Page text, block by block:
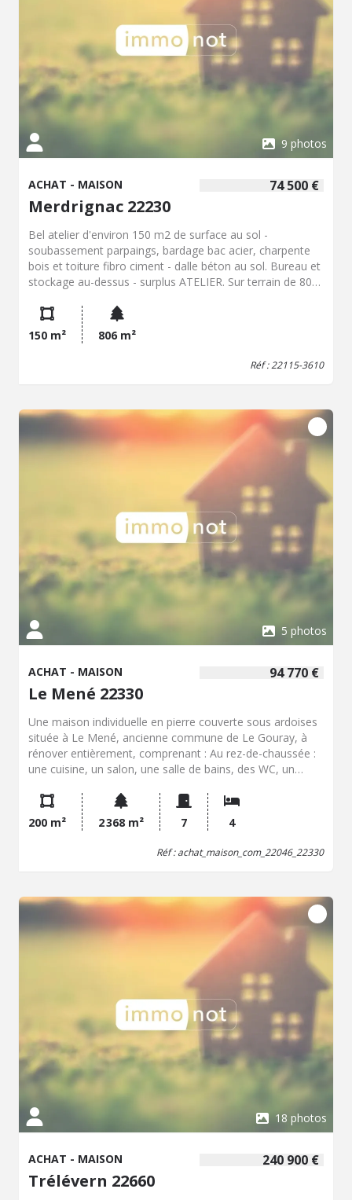
9 photos
74 500 €
ACHAT - MAISON
Merdrignac 22230
Bel atelier d'environ 150 m2 de surface au sol -
soubassement parpaings, bardage bac acier, charpente
bois et toiture fibro ciment - dalle béton au sol. Bureau et
stockage au-dessus - surplus ATELIER. Sur terrain de 806
150 m² 806 m²
Réf : 22115-3610
5 photos
94 770 €
ACHAT - MAISON
Le Mené 22330
Une maison individuelle en pierre couverte sous ardoises
située à Le Mené, ancienne commune de Le Gouray, à
rénover entièrement, comprenant : Au rez-de-chaussée :
une cuisine, un salon, une salle de bains, des WC, un
une cave. A l'étage : deux pièces, deux chambres et un
grenier. Des dépendances en pierre, couvertes sous
ardoises, à rénover également accompagnent ce bien.
L'ensemble est situé sur un terrain d'une contenance
200 m² 2 368 m² 7 4
Réf : achat_maison_com_22046_22330
18 photos
240 900 €
ACHAT - MAISON
Trélévern 22660